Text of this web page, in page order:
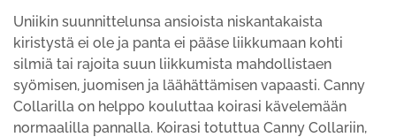
Uniikin suunnittelunsa ansioista niskantakaista
kiristystä ei ole ja panta ei pääse liikkumaan kohti
silmiä tai rajoita suun liikkumista mahdollistaen
syömisen, juomisen ja läähättämisen vapaasti. Canny
Collarilla on helppo kouluttaa koirasi kävelemään
normaalilla pannalla. Koirasi totuttua Canny Collariin,